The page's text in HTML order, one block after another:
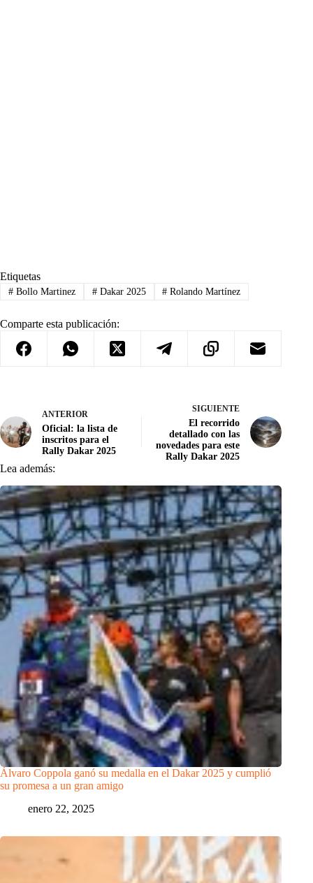
Etiquetas
#Bollo Martinez #Dakar 2025 # Rolando Martínez
Comparte esta publicación:
ANTERIOR
Oficial: la lista de
inscritos para el
Rally Dakar 2025
SIGUIENTE
El recorrido
detallado con las
novedades para este
Rally Dakar 2025
Lea además:
Álvaro Coppola ganó su medalla en el Dakar 2025 y cumplió
su promesa a un gran amigo
enero 22, 2025